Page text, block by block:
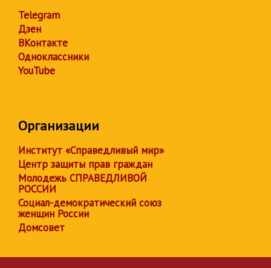
Telegram
Дзен
ВКонтакте
Одноклассники
YouTube
Организации
Институт «Справедливый мир»
Центр защиты прав граждан
Молодежь СПРАВЕДЛИВОЙ
РОССИИ
Социал-демократический союз
женщин России
Домсовет